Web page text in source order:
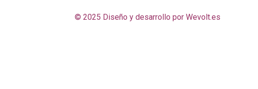
© 2025 Diseño y desarrollo por Wevolt.es